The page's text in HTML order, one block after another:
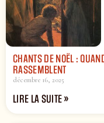
CHANTS DE NOËL :
RASSEMBLENT
décembre 16, 2025
LIRE LA SUITE »